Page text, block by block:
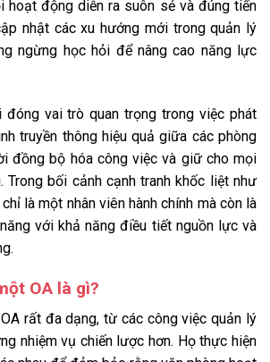
hoạt động diễn ra suôn sẻ và đúng tiến
nhật các xu hướng mới trong quản lý
ngừng học hỏi để nâng cao năng lực
đóng vai trò quan trọng trong việc phát
truyền thông hiệu quả giữa các phòng
đồng bộ hóa công việc và giữ cho mọi
bối cảnh cạnh tranh khốc liệt như
là một nhân viên hành chính mà còn là
với khả năng điều tiết nguồn lực và
OA là gì?
rất đa dạng, từ các công việc quản lý
nhiệm vụ chiến lược hơn. Họ thực hiện